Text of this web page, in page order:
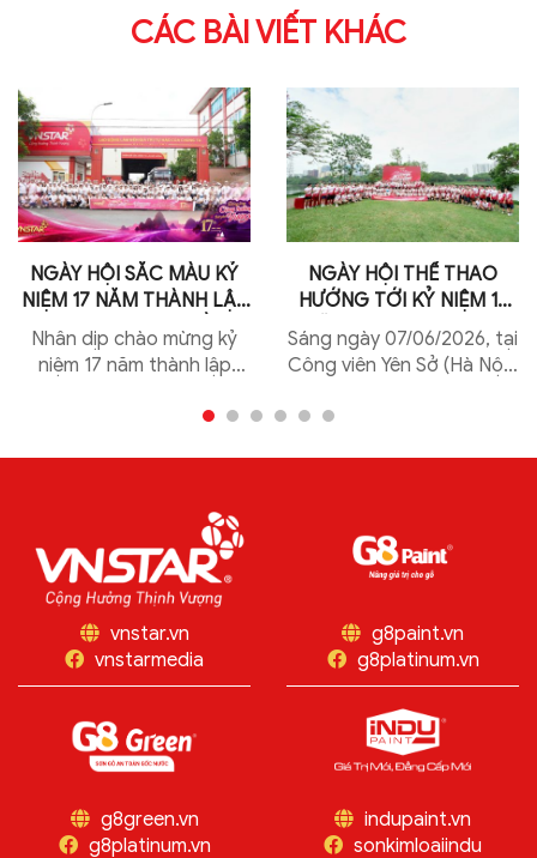
CÁC BÀI VIẾT KHÁC
NGÀY HỘI SẮC MÀU KỶ
NIỆM 17 NĂM THÀNH LẬP
SAO VIỆT NAM – ĐỒNG
LÒNG CỘNG HƯỞNG –
BỨT PHÁ VƯƠN XA
Nhân dịp chào mừng kỷ
niệm 17 năm thành lập
Nam (22/6/2009 –
NGÀY HỘI THỂ THAO
HƯỚNG TỚI KỶ NIỆM 17
NĂM THÀNH LẬP SAO
VIỆT NAM: KEEP RUNNING
2026
Sáng ngày 07/06/2026, tại
Công viên Yên Sở (Hà Nội),
Nam đã tổ chức thành
vnstar.vn
vnstarmedia
g8paint.vn
g8platinum.vn
g8green.vn
g8platinum.vn
indupaint.vn
sonkimloaiindu